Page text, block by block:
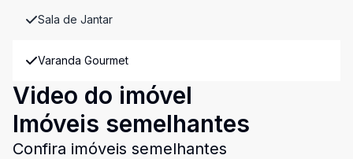
Sala de Jantar
Varanda Gourmet
Video do imóvel
Imóveis semelhantes
Confira imóveis semelhantes